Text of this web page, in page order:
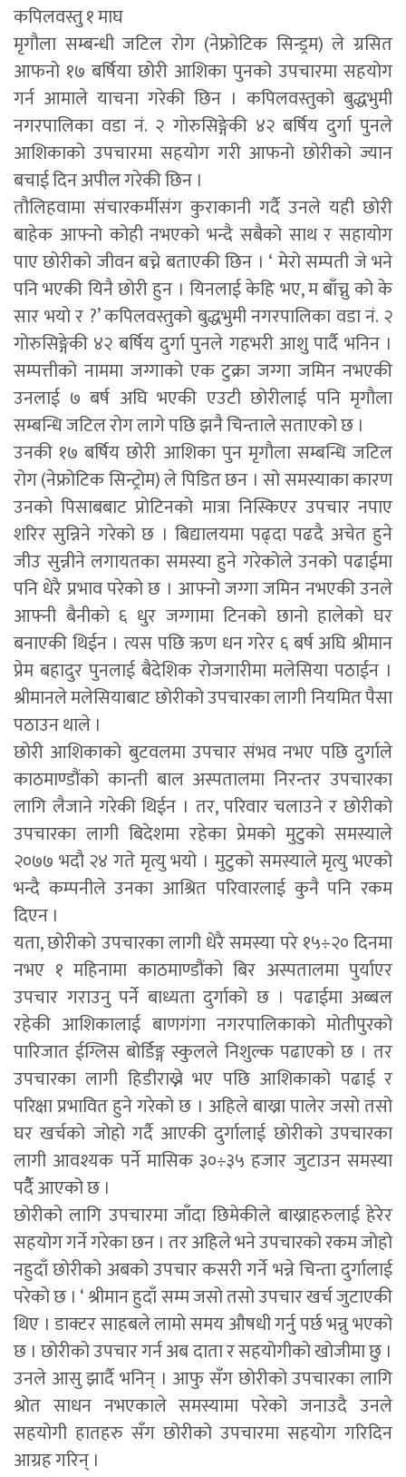
कपिलवस्तु १ माघ
मृगौला सम्बन्धी जटिल रोग (नेफ्रोटिक सिन्ड्रम) ले ग्रसित
आफनो १७ बर्षिया छोरी आशिका पुनको उपचारमा सहयोग
गर्न आमाले याचना गरेकी छिन । कपिलवस्तुको बुद्धभुमी
नगरपालिका वडा नं. २ गोरुसिङ्गेकी ४२ बर्षिय दुर्गा पुनले
आशिकाको उपचारमा सहयोग गरी आफनो छोरीको ज्यान
बचाई दिन अपील गरेकी छिन ।
तौलिहवामा संचारकर्मीसंग कुराकानी गर्दै उनले यही छोरी
बाहेक आफ्नो कोही नभएको भन्दै सबैको साथ र सहायोग
पाए छोरीको जीवन बच्ने बताएकी छिन । ‘ मेरो सम्पती जे भने
पनि भएकी यिनै छोरी हुन । यिनलाई केहि भए, म बाँच्नु को के
सार भयो र ?’ कपिलवस्तुको बुद्धभुमी नगरपालिका वडा नं. २
गोरुसिङ्गेकी ४२ बर्षिय दुर्गा पुनले गहभरी आशु पार्दै भनिन ।
सम्पत्तीको नाममा जग्गाको एक टुक्रा जग्गा जमिन नभएकी
उनलाई ७ बर्ष अघि भएकी एउटी छोरीलाई पनि मृगौला
सम्बन्धि जटिल रोग लागे पछि झनै चिन्ताले सताएको छ ।
उनकी १७ बर्षिय छोरी आशिका पुन मृगौला सम्बन्धि जटिल
रोग (नेफ्रोटिक सिन्ट्रोम) ले पिडित छन । सो समस्याका कारण
उनको पिसाबबाट प्रोटिनको मात्रा निस्किएर उपचार नपाए
शरिर सुन्निने गरेको छ । बिद्यालयमा पढ्दा पढदै अचेत हुने
जीउ सुन्नीने लगायतका समस्या हुने गरेकोले उनको पढाईमा
पनि धेरै प्रभाव परेको छ । आफ्नो जग्गा जमिन नभएकी उनले
आफ्नी बैनीको ६ धुर जग्गामा टिनको छानो हालेको घर
बनाएकी थिईन । त्यस पछि ऋण धन गरेर ६ बर्ष अघि श्रीमान
प्रेम बहादुर पुनलाई बैदेशिक रोजगारीमा मलेसिया पठाईन ।
श्रीमानले मलेसियाबाट छोरीको उपचारका लागी नियमित पैसा
पठाउन थाले ।
छोरी आशिकाको बुटवलमा उपचार संभव नभए पछि दुर्गाले
काठमाण्डौंको कान्ती बाल अस्पतालमा निरन्तर उपचारका
लागि लैजाने गरेकी थिईन । तर, परिवार चलाउने र छोरीको
उपचारका लागी बिदेशमा रहेका प्रेमको मुटुको समस्याले
२०७७ भदौ २४ गते मृत्यु भयो । मुटुको समस्याले मृत्यु भएको
भन्दै कम्पनीले उनका आश्रित परिवारलाई कुनै पनि रकम
दिएन ।
यता, छोरीको उपचारका लागी धेरै समस्या परे १५÷२० दिनमा
नभए १ महिनामा काठमाण्डौंको बिर अस्पतालमा पुर्याएर
उपचार गराउनु पर्ने बाध्यता दुर्गाको छ । पढाईमा अब्बल
रहेकी आशिकालाई बाणगंगा नगरपालिकाको मोतीपुरको
पारिजात ईग्लिस बोर्डिङ्ग स्कुलले निशुल्क पढाएको छ । तर
उपचारका लागी हिडीराख्ने भए पछि आशिकाको पढाई र
परिक्षा प्रभावित हुने गरेको छ । अहिले बाख्रा पालेर जसो तसो
घर खर्चको जोहो गर्दै आएकी दुर्गालाई छोरीको उपचारका
लागी आवश्यक पर्ने मासिक ३०÷३५ हजार जुटाउन समस्या
पर्दैै आएको छ ।
छोरीको लागि उपचारमा जाँदा छिमेकीले बाख्राहरुलाई हेरेर
सहयोग गर्ने गरेका छन । तर अहिले भने उपचारको रकम जोहो
नहुदाँ छोरीको अबको उपचार कसरी गर्ने भन्ने चिन्ता दुर्गालाई
परेको छ । ‘ श्रीमान हुदाँ सम्म जसो तसो उपचार खर्च जुटाएकी
थिए । डाक्टर साहबले लामो समय औषधी गर्नु पर्छ भन्नु भएको
छ । छोरीको उपचार गर्न अब दाता र सहयोगीको खोजीमा छु ।
उनले आसु झार्दै भनिन् । आफु सँग छोरीको उपचारका लागि
श्रोत साधन नभएकाले समस्यामा परेको जनाउदै उनले
सहयोगी हातहरु सँग छोरीको उपचारमा सहयोग गरिदिन
आग्रह गरिन् ।